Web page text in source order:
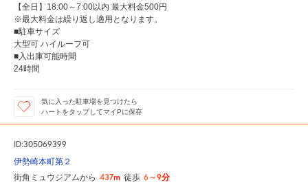
【全日】18:00～7:00以内 最大料金500円
※最大料金は繰り返し適用となります。
■駐車サイズ
大型可 ハイルーフ可
■入出庫可能時間
24時間
気に入った駐車場を見つけたら
ハートをタップしてマイPに保存
ID:305069399
伊勢崎本町第２
街角ミュウジアムから 437m 徒歩 6～9分